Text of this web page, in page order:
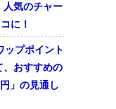
人気のチャー
に！
ップポイント
、おすすめの
」の見通し